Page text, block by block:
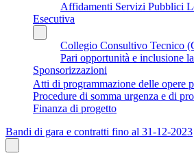
Affidamenti Servizi Pubblici
Esecutiva
Collegio Consultivo Tecnico
Pari opportunità e inclusione
Sponsorizzazioni
Atti di programmazione delle opere
Procedure di somma urgenza e di
Finanza di progetto
Bandi di gara e contratti fino al 31-12-2023